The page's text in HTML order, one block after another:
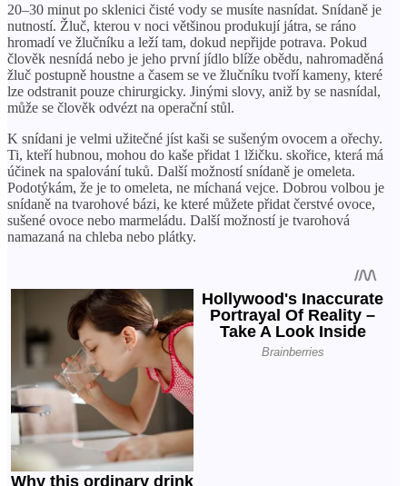
20–30 minut po sklenici čisté vody se musíte nasnídat. Snídaně je
nutností. Žluč, kterou v noci většinou produkují játra, se ráno
hromadí ve žlučníku a leží tam, dokud nepřijde potrava. Pokud
člověk nesnídá nebo je jeho první jídlo blíže obědu, nahromaděná
žluč postupně houstne a časem se ve žlučníku tvoří kameny, které
lze odstranit pouze chirurgicky. Jinými slovy, aniž by se nasnídal,
může se člověk odvézt na operační stůl.
K snídani je velmi užitečné jíst kaši se sušeným ovocem a ořechy.
Ti, kteří hubnou, mohou do kaše přidat 1 lžičku. skořice, která má
účinek na spalování tuků. Další možností snídaně je omeleta.
Podotýkám, že je to omeleta, ne míchaná vejce. Dobrou volbou je
snídaně na tvarohové bázi, ke které můžete přidat čerstvé ovoce,
sušené ovoce nebo marmeládu. Další možností je tvarohová
namazaná na chleba nebo plátky.